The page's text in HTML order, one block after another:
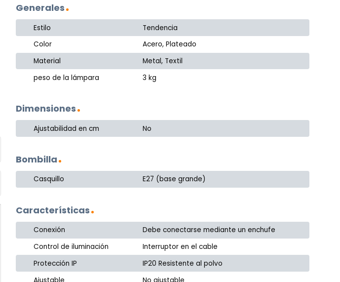
Generales
Estilo
Tendencia
Color
Acero, Plateado
Material
Metal, Textil
peso de la lámpara
3 kg
Dimensiones
Ajustabilidad en cm No
Bombilla
Casquillo E27 (base grande)
Características
Conexión
Debe conectarse mediante un enchufe
Control de iluminación
Interruptor en el cable
Protección IP
IP20 Resistente al polvo
Ajustable
No ajustable